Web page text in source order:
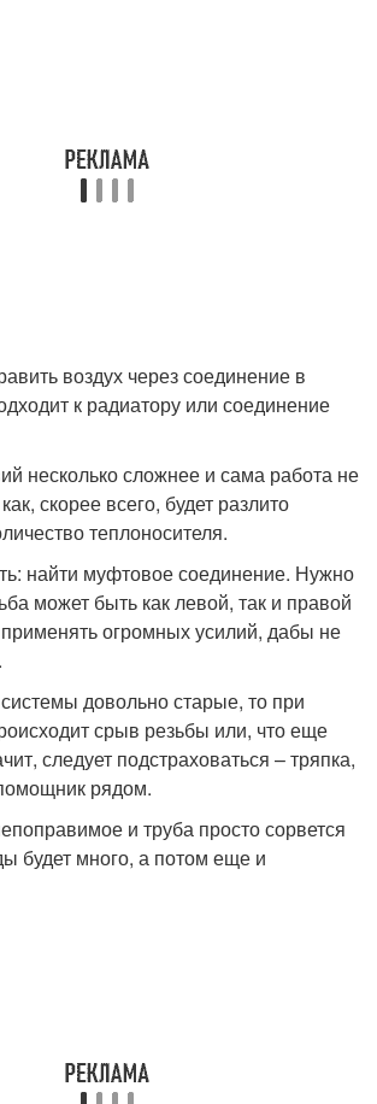
воздух через соединение в
к радиатору или соединение
несколько сложнее и сама работа не
скорее всего, будет разлито
теплоносителя.
найти муфтовое соединение. Нужно
может быть как левой, так и правой
огромных усилий, дабы не
довольно старые, то при
срыв резьбы или, что еще
следует подстраховаться – тряпка,
рядом.
и труба просто сорвется
будет много, а потом еще и